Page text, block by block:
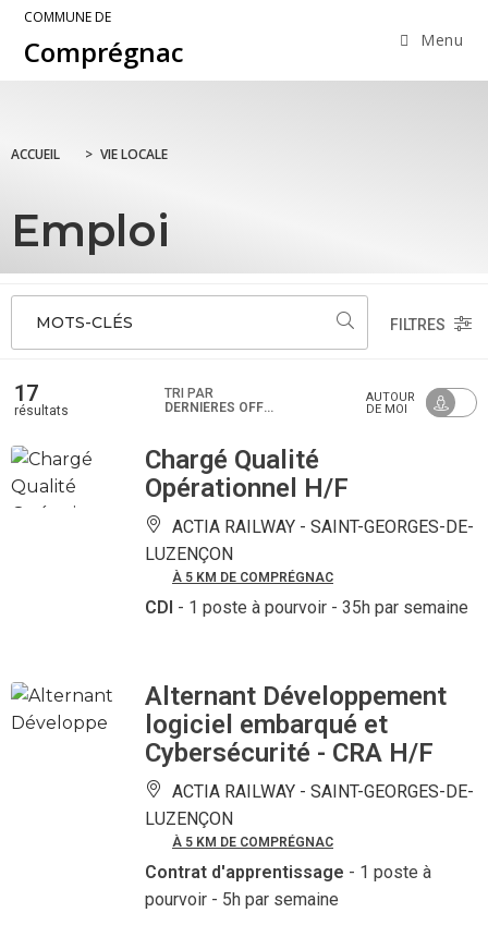
COMMUNE DE
Comprégnac Menu
ACCUEIL > VIE LOCALE
Emploi
MOTS-CLÉS FILTRES
17
résultats
TRI PAR
DERNIÈRES OFFRES
AUTOUR
DE MOI
Chargé Qualité
Opérationnel H/F
ACTIA RAILWAY - SAINT-GEORGES-DE-
LUZENÇON
À 5 KM DE COMPRÉGNAC
CDI - 1 poste à pourvoir - 35h par semaine
Alternant Développement
logiciel embarqué et
Cybersécurité - CRA H/F
ACTIA RAILWAY - SAINT-GEORGES-DE-
LUZENÇON
À 5 KM DE COMPRÉGNAC
Contrat d'apprentissage - 1 poste à
pourvoir - 5h par semaine